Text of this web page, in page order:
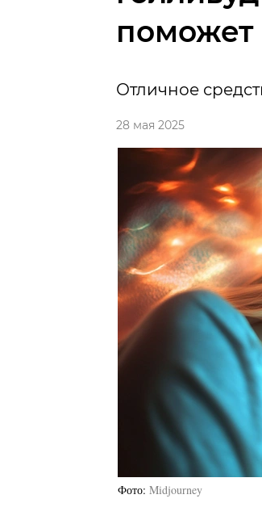
поможет
Отличное
28 мая 2025
Фото Midjourney